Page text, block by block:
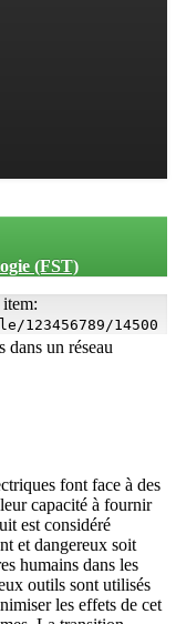
(FST)
14500
dans un réseau
font face à des
capacité à fournir
est considéré
et dangereux soit
humains dans les
outils sont utilisés
les effets de cet